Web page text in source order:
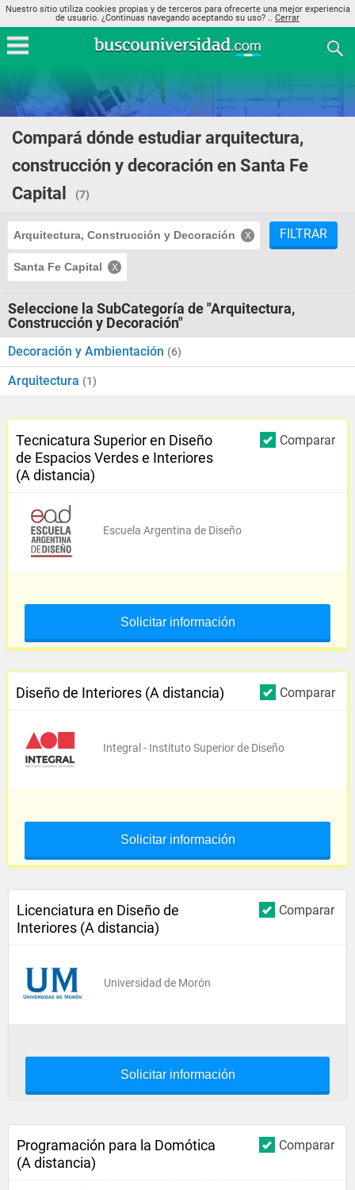
Nuestro sitio utiliza cookies propias y de terceros para ofrecerte una mejor experiencia
de usuario. ¿Continuas navegando aceptando su uso? .. Cerrar
Compará dónde estudiar arquitectura,
construcción y decoración en Santa Fe
Capital
(7)
Arquitectura, Construcción y Decoración
Santa Fe Capital
FILTRAR
Seleccione la SubCategoría de "Arquitectura,
Construcción y Decoración"
Decoración y Ambientación (6)
Arquitectura (1)
Comparar
Tecnicatura Superior en Diseño
de Espacios Verdes e Interiores
(A distancia)
Escuela Argentina de Diseño
Solicitar información
Comparar
Diseño de Interiores (A distancia)
Integral - Instituto Superior de Diseño
Solicitar información
Comparar
Licenciatura en Diseño de
Interiores (A distancia)
Universidad de Morón
Solicitar información
Comparar
Programación para la Domótica
(A distancia)